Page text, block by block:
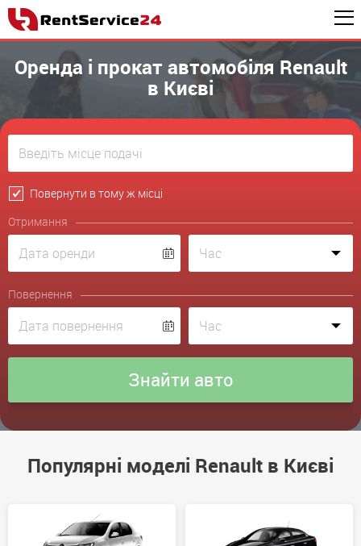
Оренда і прокат автомобіля Renault
в Києві
Повернути в тому ж місці
Отримання
Повернення
Популярні моделі Renault в Києві